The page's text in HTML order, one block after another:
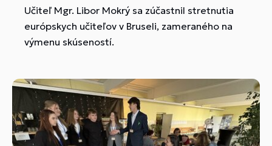
Učiteľ Mgr. Libor Mokrý sa zúčastnil stretnutia
európskych učiteľov v Bruseli, zameraného na
výmenu skúseností.